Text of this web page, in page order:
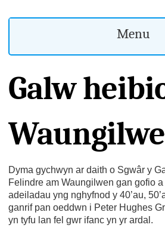
Menu
Galw
Dyma gychwyn ar daith o Sgwâr y
Felindre am Waungilwen gan gofio a
adeiladau yng nghyfnod y 40’au,
ganrif pan oeddwn i Peter Hughes
yn tyfu lan fel gwr ifanc yn yr ardal.